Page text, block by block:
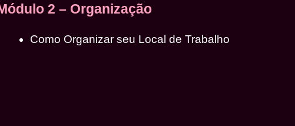
2 – Organização
Como Organizar seu Local de Trabalho